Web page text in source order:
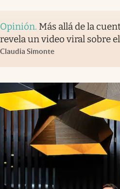
Opinión. Más allá de la
revela un video viral sobre
Claudia Simonte